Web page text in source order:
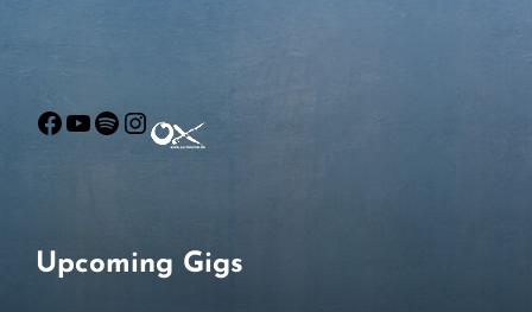
Facebook
YouTube
Spotify
Instagram
Upcoming Gigs